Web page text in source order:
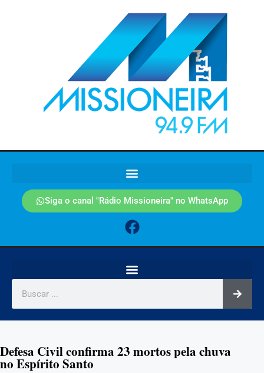
Siga o canal "Rádio Missioneira" no WhatsApp
Defesa Civil confirma 23 mortos pela chuva
no Espírito Santo